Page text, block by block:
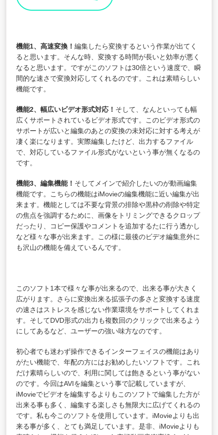
機能1、高速変換！編集したら変換するという作業が出てく
ると思います。そんな時、変換する時間が長いと効率が悪く
なると思います。ですがこのソフトは30倍という速度で、瞬
間的な速さで変換対応してくれるのです。これは素晴らしい
機能です。
機能2、幅広いビデオ形式対応！ そして、なんといっても幅
広くサポートされているビデオ形式です。このビデオ形式の
サポートが広いと編集のあとの変換の未対応に対する考えが
凄く楽になります。実際編集したけど、出力するファイル
で、対応しているファイル形式がないという事が無くなるの
です。
機能3、編集機能！ そしてメインで紹介したいのが動画編集
機能です。こちらの機能はiMovieの編集機能に近い編集が出
来ます。機能としては不要な背景の排除や黒枠の削除や特定
の焦点を強調するために、画像をトリミングできるクロップ
だったり、コピー保護やコメントを追加するたに行う透かし
など様々な事が出来ます。この様に最後のビデオ編集意外に
も沢山の機能を備えているんです。
このソフト1本で様々な事が出来るので、出来る事が大きく
広がります。さらに変換出来る拡張子の多さと変換する速度
の速さはストレスを感じない作業環境をサポートしてくれま
す。そしてDVD形式の出力も複数回のクリックで出来るよう
にしてあるなど、ユーザーの強い味方なのです。
初心者でも迷わず操作できるインターフェイスの機能はあり
がたい機能で、年配の方にはお勧めしたいソフトです。これ
だけ素晴らしいので、利用に関しては飽きるという事がない
のです。今回はAVIを編集という事で記載していますが、
iMovieでビデオを編集するよりもこのソフトで編集した方が
出来る事も多く、編集する楽しさも無限大に広げてくれるの
です。私も今このソフトを使用しています。iMovieよりも出
来る事が多く、とても満足しています。是非、iMovieよりも